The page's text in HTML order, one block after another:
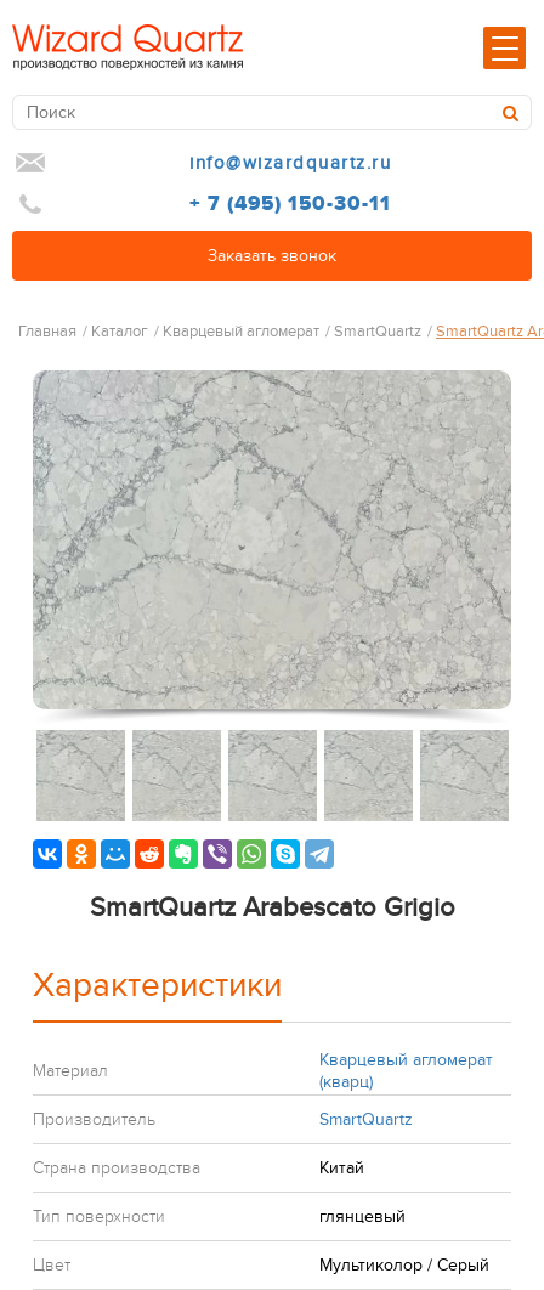
info@wizardquartz.ru
+ 7 (495) 150-30-11
Заказать звонок
Главная / Каталог / Кварцевый агломерат /SmartQuartz /SmartQuartz
SmartQuartz Arabescato Grigio
Характеристики
Материал
Кварцевый агломерат
(кварц)
Производитель
SmartQuartz
Страна производства Китай
Тип поверхности глянцевый
Цвет Мультиколор / Серый